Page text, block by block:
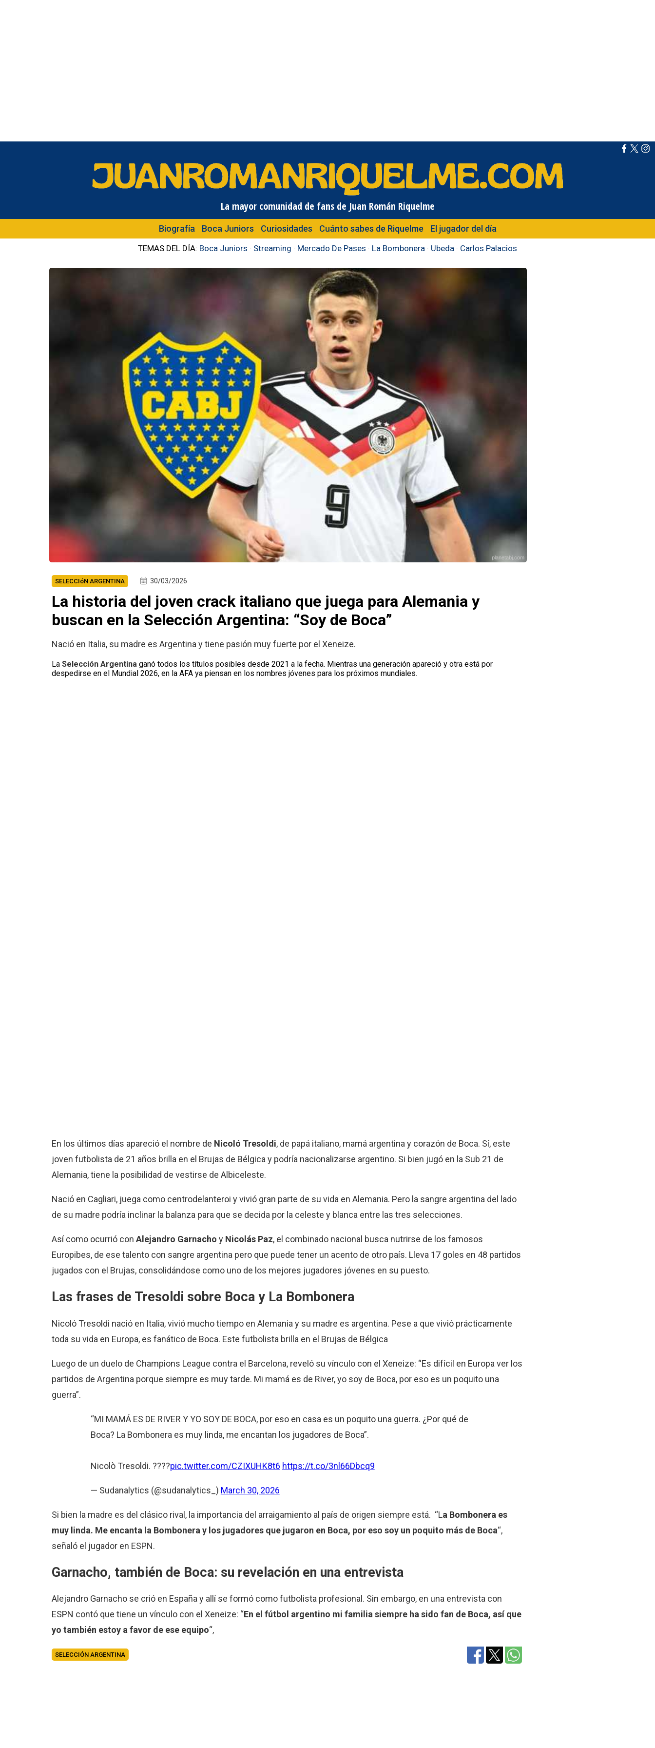
La mayor comunidad de fans de Juan Román Riquelme
Biografía Boca Juniors Curiosidades Cuánto sabes de Riquelme El jugador del día
TEMAS DEL DÍA: Boca Juniors · Streaming · Mercado De Pases · La Bombonera · Ubeda · Carlos Palacios
planetabj.com
SELECCIóN ARGENTINA 30/03/2026
La historia del joven crack italiano que juega para Alemania y
buscan en la Selección Argentina: “Soy de Boca”
Nació en Italia, su madre es Argentina y tiene pasión muy fuerte por el Xeneize.
La Selección Argentina ganó todos los títulos posibles desde 2021 a la fecha. Mientras una generación apareció y otra está por
despedirse en el Mundial 2026, en la AFA ya piensan en los nombres jóvenes para los próximos mundiales.
En los últimos días apareció el nombre de Nicoló Tresoldi, de papá italiano, mamá argentina y corazón de Boca. Sí, este
joven futbolista de 21 años brilla en el Brujas de Bélgica y podría nacionalizarse argentino. Si bien jugó en la Sub 21 de
Alemania, tiene la posibilidad de vestirse de Albiceleste.
Nació en Cagliari, juega como centrodelanteroi y vivió gran parte de su vida en Alemania. Pero la sangre argentina del lado
de su madre podría inclinar la balanza para que se decida por la celeste y blanca entre las tres selecciones.
Así como ocurrió con Alejandro Garnacho y Nicolás Paz, el combinado nacional busca nutrirse de los famosos
Europibes, de ese talento con sangre argentina pero que puede tener un acento de otro país. Lleva 17 goles en 48 partidos
jugados con el Brujas, consolidándose como uno de los mejores jugadores jóvenes en su puesto.
Las frases de Tresoldi sobre Boca y La Bombonera
Nicoló Tresoldi nació en Italia, vivió mucho tiempo en Alemania y su madre es argentina. Pese a que vivió prácticamente
toda su vida en Europa, es fanático de Boca. Este futbolista brilla en el Brujas de Bélgica
Luego de un duelo de Champions League contra el Barcelona, reveló su vínculo con el Xeneize: “Es difícil en Europa ver los
partidos de Argentina porque siempre es muy tarde. Mi mamá es de River, yo soy de Boca, por eso es un poquito una
guerra”.
“MI MAMÁ ES DE RIVER Y YO SOY DE BOCA, por eso en casa es un poquito una guerra. ¿Por qué de
Boca? La Bombonera es muy linda, me encantan los jugadores de Boca”.
Nicolò Tresoldi. ????pic.twitter.com/CZIXUHK8t6 https://t.co/3nl66Dbcq9
— Sudanalytics (@sudanalytics_) March 30, 2026
Si bien la madre es del clásico rival, la importancia del arraigamiento al país de origen siempre está. “La Bombonera es
muy linda. Me encanta la Bombonera y los jugadores que jugaron en Boca, por eso soy un poquito más de Boca“,
señaló el jugador en ESPN.
Garnacho, también de Boca: su revelación en una entrevista
Alejandro Garnacho se crió en España y allí se formó como futbolista profesional. Sin embargo, en una entrevista con
ESPN contó que tiene un vínculo con el Xeneize: “En el fútbol argentino mi familia siempre ha sido fan de Boca, así que
yo también estoy a favor de ese equipo“,
SELECCIÓN ARGENTINA